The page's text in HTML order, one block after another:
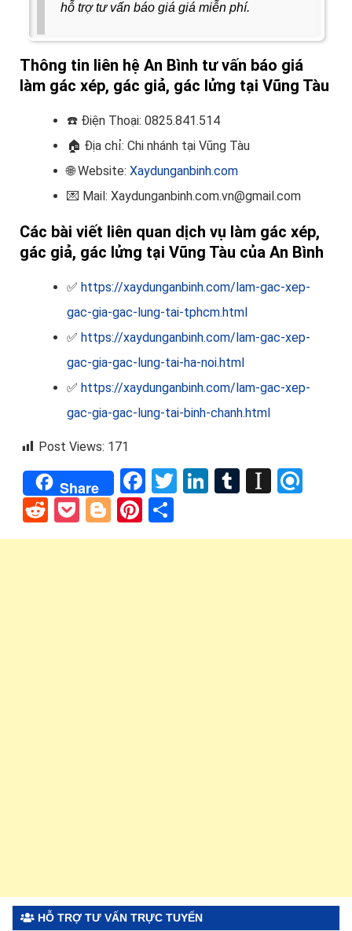
hỗ trợ tư vấn báo giá giá miễn phí.
Thông tin liên hệ An Bình tư vấn báo giá
làm gác xép, gác giả, gác lửng tại Vũng Tàu
☎️ Điện Thoại: 0825.841.514
🏠 Địa chỉ: Chi nhánh tại Vũng Tàu
🌐 Website: Xaydunganbinh.com
💌 Mail: Xaydunganbinh.com.vn@gmail.com
Các bài viết liên quan dịch vụ làm gác xép,
gác giả, gác lửng tại Vũng Tàu của An Bình
✅ https://xaydunganbinh.com/lam-gac-xep-
gac-gia-gac-lung-tai-tphcm.html
✅ https://xaydunganbinh.com/lam-gac-xep-
gac-gia-gac-lung-tai-ha-noi.html
✅ https://xaydunganbinh.com/lam-gac-xep-
gac-gia-gac-lung-tai-binh-chanh.html
Post Views: 171
Share Facebook
TwitterLinkedIn
Tumblr
RedditPocket
BloggerPinterest
HỖ TRỢ TƯ VẤN TRỰC TUYẾN